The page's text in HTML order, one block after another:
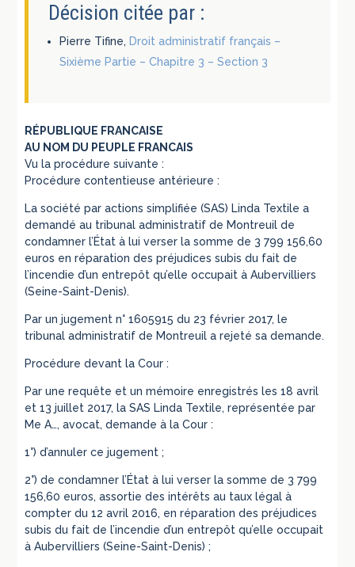
Décision citée par :
Pierre Tifine, Droit administratif français –
Sixième Partie – Chapitre 3 – Section 3
RÉPUBLIQUE FRANCAISE
AU NOM DU PEUPLE FRANCAIS
Vu la procédure suivante :
Procédure contentieuse antérieure :
La société par actions simplifiée (SAS) Linda Textile a
demandé au tribunal administratif de Montreuil de
condamner l’État à lui verser la somme de 3 799 156,60
euros en réparation des préjudices subis du fait de
l’incendie d’un entrepôt qu’elle occupait à Aubervilliers
(Seine-Saint-Denis).
Par un jugement n° 1605915 du 23 février 2017, le
tribunal administratif de Montreuil a rejeté sa demande.
Procédure devant la Cour :
Par une requête et un mémoire enregistrés les 18 avril
et 13 juillet 2017, la SAS Linda Textile, représentée par
Me A…, avocat, demande à la Cour :
1°) d’annuler ce jugement ;
2°) de condamner l’État à lui verser la somme de 3 799
156,60 euros, assortie des intérêts au taux légal à
compter du 12 avril 2016, en réparation des préjudices
subis du fait de l’incendie d’un entrepôt qu’elle occupait
à Aubervilliers (Seine-Saint-Denis) ;